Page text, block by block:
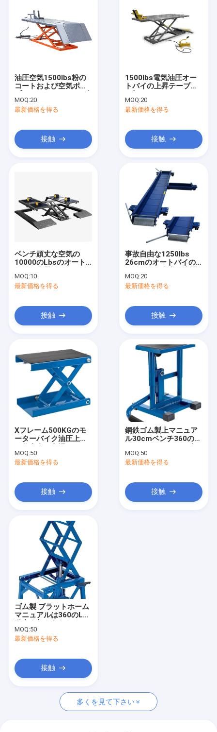
ビデオ
私たちについて
品質管理
お問い合わせ
ニュース
見積もりを依頼する
油圧伝達ジャック
液体 取っ 上げ 器
グリースオイルポンプ
エンジンの起重機および立場
液圧プレスパイプベンダー
導かれた仕事ランプ
タイヤ 交換 や ブランサー
自動車クリーパーの座席
オート ワイルド ドリーズ と リフト
ツールキャビネット 作業ベンチ
ミッドライズシザーリフト
ガソリン駆動式空気圧縮機
不用なオイルの水切り器
ガレージ手用具
油圧空気1500lbs粉の
コートおよび空気ポン
ル
MOQ:20
最新価格を得る
接触
1500lbs電気油圧オー
トバイの上昇テーブル
MOQ:20
最新価格を得る
接触
ベンチ頑丈な空気の
10000のLbsのオート
MOQ:10
最新価格を得る
接触
事故自由な1250lbs
26cmのオートバイの
MOQ:20
最新価格を得る
接触
Xフレーム500KGのモ
ーターバイク油圧上昇
MOQ:50
最新価格を得る
接触
鋼鉄ゴム製上マニュア
ル30cmベンチ360の
昇の
MOQ:50
最新価格を得る
接触
ゴム製 プラットホーム
マニュアルは360のLbs
トバイの上昇を乾燥す
る
MOQ:50
最新価格を得る
接触
多くを見て下さい